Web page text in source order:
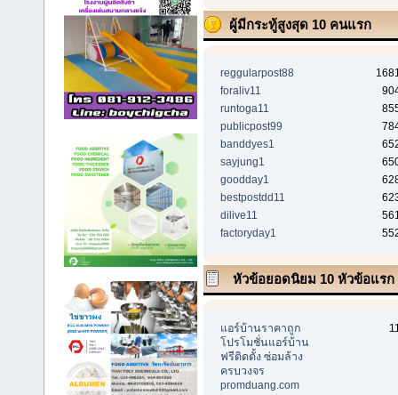
ผู้มีกระทู้สูงสุด 10 คนแรก
reggularpost88
foraliv11
runtoga11
publicpost99
banddyes1
sayjung1
goodday1
bestpostdd11
dilive11
factoryday1
หัวข้อยอดนิยม 10 หัวข้อแรก
แอร์บ้านราคาถูก
โปรโมชั่นแอร์บ้าน
ฟรีติดตั้ง ซ่อมล้าง
ครบวงจร
promduang.com